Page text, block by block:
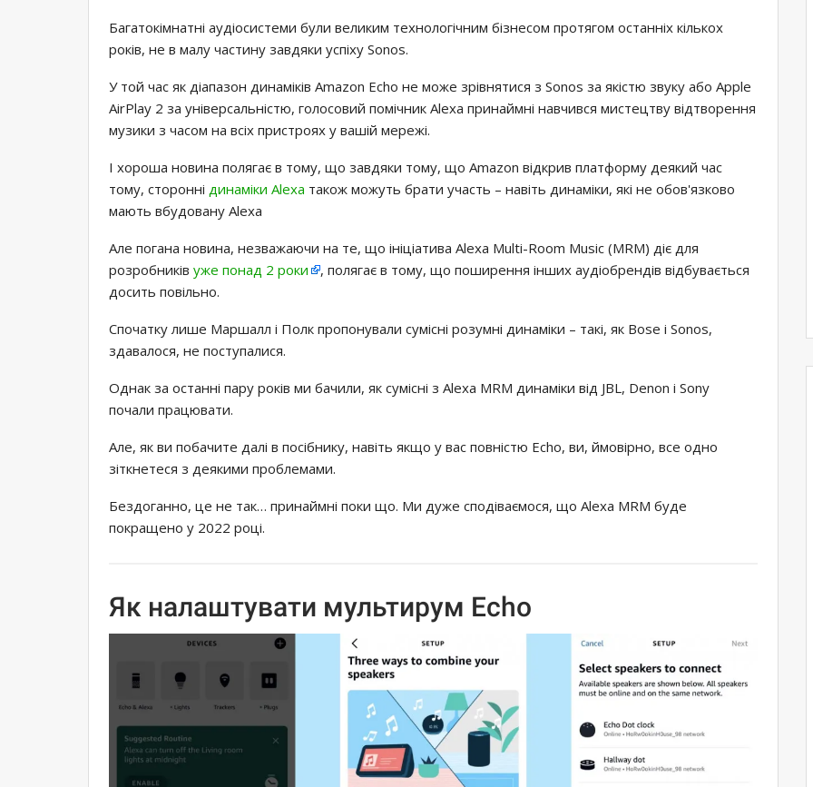
Багатокімнатні аудіосистеми були великим технологічним бізнесом протягом останніх кількох
років, не в малу частину завдяки успіху Sonos.
У той час як діапазон динаміків Amazon Echo не може зрівнятися з Sonos за якістю звуку або Apple
AirPlay 2 за універсальністю, голосовий помічник Alexa принаймні навчився мистецтву відтворення
музики з часом на всіх пристроях у вашій мережі.
І хороша новина полягає в тому, що завдяки тому, що Amazon відкрив платформу деякий час
тому, сторонні динаміки Alexa також можуть брати участь – навіть динаміки, які не обов'язково
мають вбудовану Alexa
Але погана новина, незважаючи на те, що ініціатива Alexa Multi-Room Music (MRM) діє для
розробників уже понад 2 роки
, полягає в тому, що поширення інших аудіобрендів відбувається
досить повільно.
Спочатку лише Маршалл і Полк пропонували сумісні розумні динаміки – такі, як Bose і Sonos,
здавалося, не поступалися.
Однак за останні пару років ми бачили, як сумісні з Alexa MRM динаміки від JBL, Denon і Sony
почали працювати.
Але, як ви побачите далі в посібнику, навіть якщо у вас повністю Echo, ви, ймовірно, все одно
зіткнетеся з деякими проблемами.
Бездоганно, це не так… принаймні поки що. Ми дуже сподіваємося, що Alexa MRM буде
покращено у 2022 році.
Як налаштувати мультирум Echo